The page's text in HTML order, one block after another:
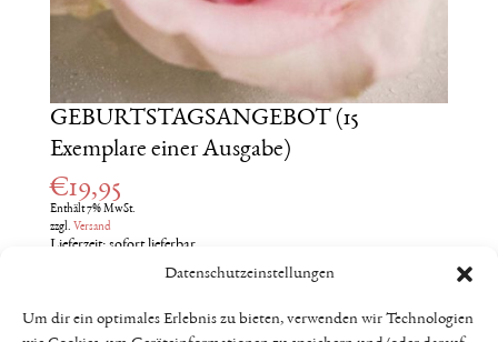
Datenschutzeinstellungen
Um dir ein optimales Erlebnis zu bieten, verwenden wir Technologien
GEBURTSTAGSANGEBOT (15
Exemplare einer Ausgabe)
€19,95
Enthält 7% MwSt.
zzgl. Versand
Lieferzeit: sofort lieferbar
Wunschausgabekann mitgeteilt werden. Wenn du
Versand innerhalb von Deutschland inkl. – Versand nach Österreich